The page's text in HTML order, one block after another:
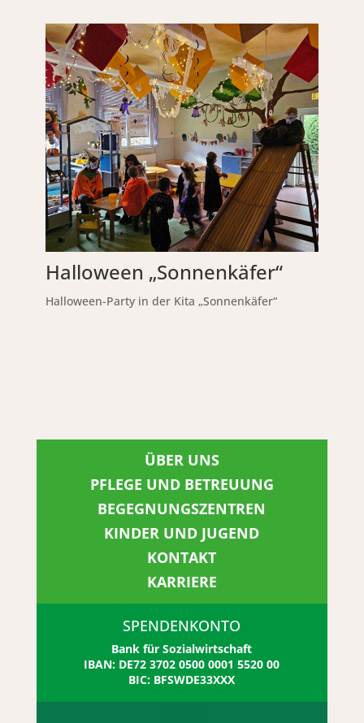
Halloween „Sonnenkäfer“
Halloween-Party in der Kita „Sonnenkäfer“
ÜBER UNS
PFLEGE UND BETREUUNG
BEGEGNUNGSZENTREN
KINDER UND JUGEND
KONTAKT
KARRIERE
SPENDENKONTO
Bank für Sozialwirtschaft
IBAN: DE72 3702 0500 0001 5520 00
BIC: BFSWDE33XXX